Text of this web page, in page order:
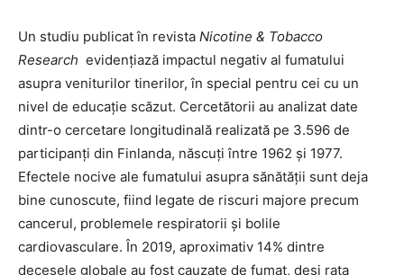
Un studiu publicat în revista Nicotine & Tobacco
Research evidențiază impactul negativ al fumatului
asupra veniturilor tinerilor, în special pentru cei cu un
nivel de educație scăzut. Cercetătorii au analizat date
dintr-o cercetare longitudinală realizată pe 3.596 de
participanți din Finlanda, născuți între 1962 și 1977.
Efectele nocive ale fumatului asupra sănătății sunt deja
bine cunoscute, fiind legate de riscuri majore precum
cancerul, problemele respiratorii și bolile
cardiovasculare. În 2019, aproximativ 14% dintre
decesele globale au fost cauzate de fumat, deși rata